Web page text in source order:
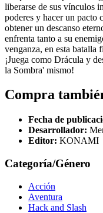
liberarse de sus vínculos
poderes y hacer un pacto
obtener un descanso
enfrenta tanto a su
venganza, en esta batalla
¡Juega como Drácula y
la Sombra' mismo!
Compra
Fecha de
Desarrollador:
Editor: KONAMI
Categoría/Género
Acción
Aventura
Hack and Slash